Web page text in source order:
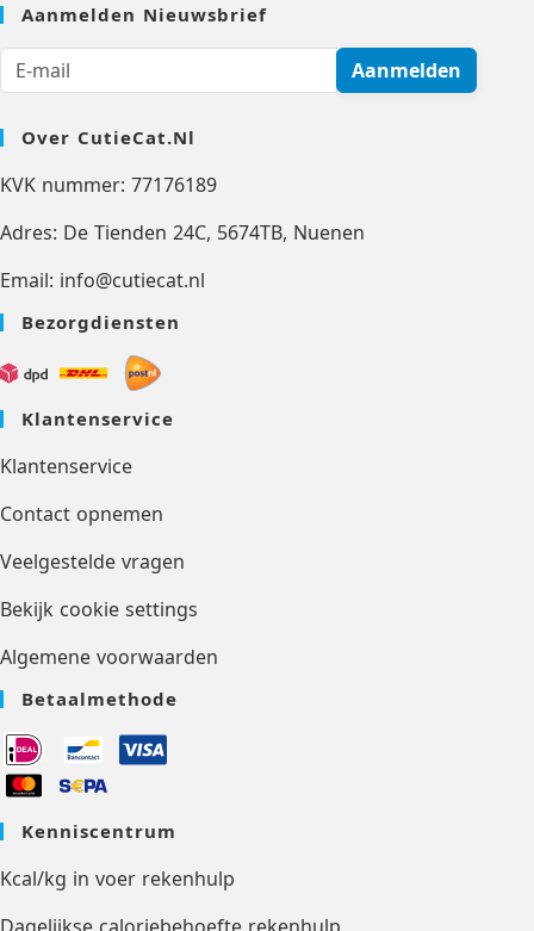
Aanmelden Nieuwsbrief
Aanmelden
Over CutieCat.nl
KVK nummer: 77176189
Adres: De Tienden 24C, 5674TB, Nuenen
Email: info@cutiecat.nl
Bezorgdiensten
Klantenservice
Klantenservice
Contact opnemen
Veelgestelde vragen
Bekijk cookie settings
Algemene voorwaarden
Betaalmethode
Kenniscentrum
Kcal/kg in voer rekenhulp